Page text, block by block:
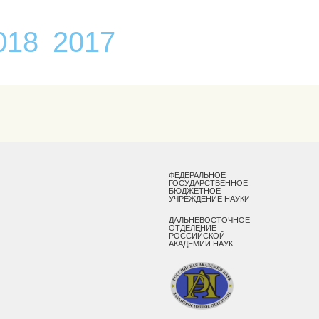
2017
ФЕДЕРАЛЬНОЕ
ГОСУДАРСТВЕННОЕ
БЮДЖЕТНОЕ
УЧРЕЖДЕНИЕ НАУКИ
ДАЛЬНЕВОСТОЧНОЕ
ОТДЕЛЕНИЕ
РОССИЙСКОЙ
АКАДЕМИИ НАУК